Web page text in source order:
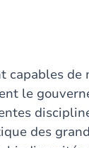
capables de
le
des